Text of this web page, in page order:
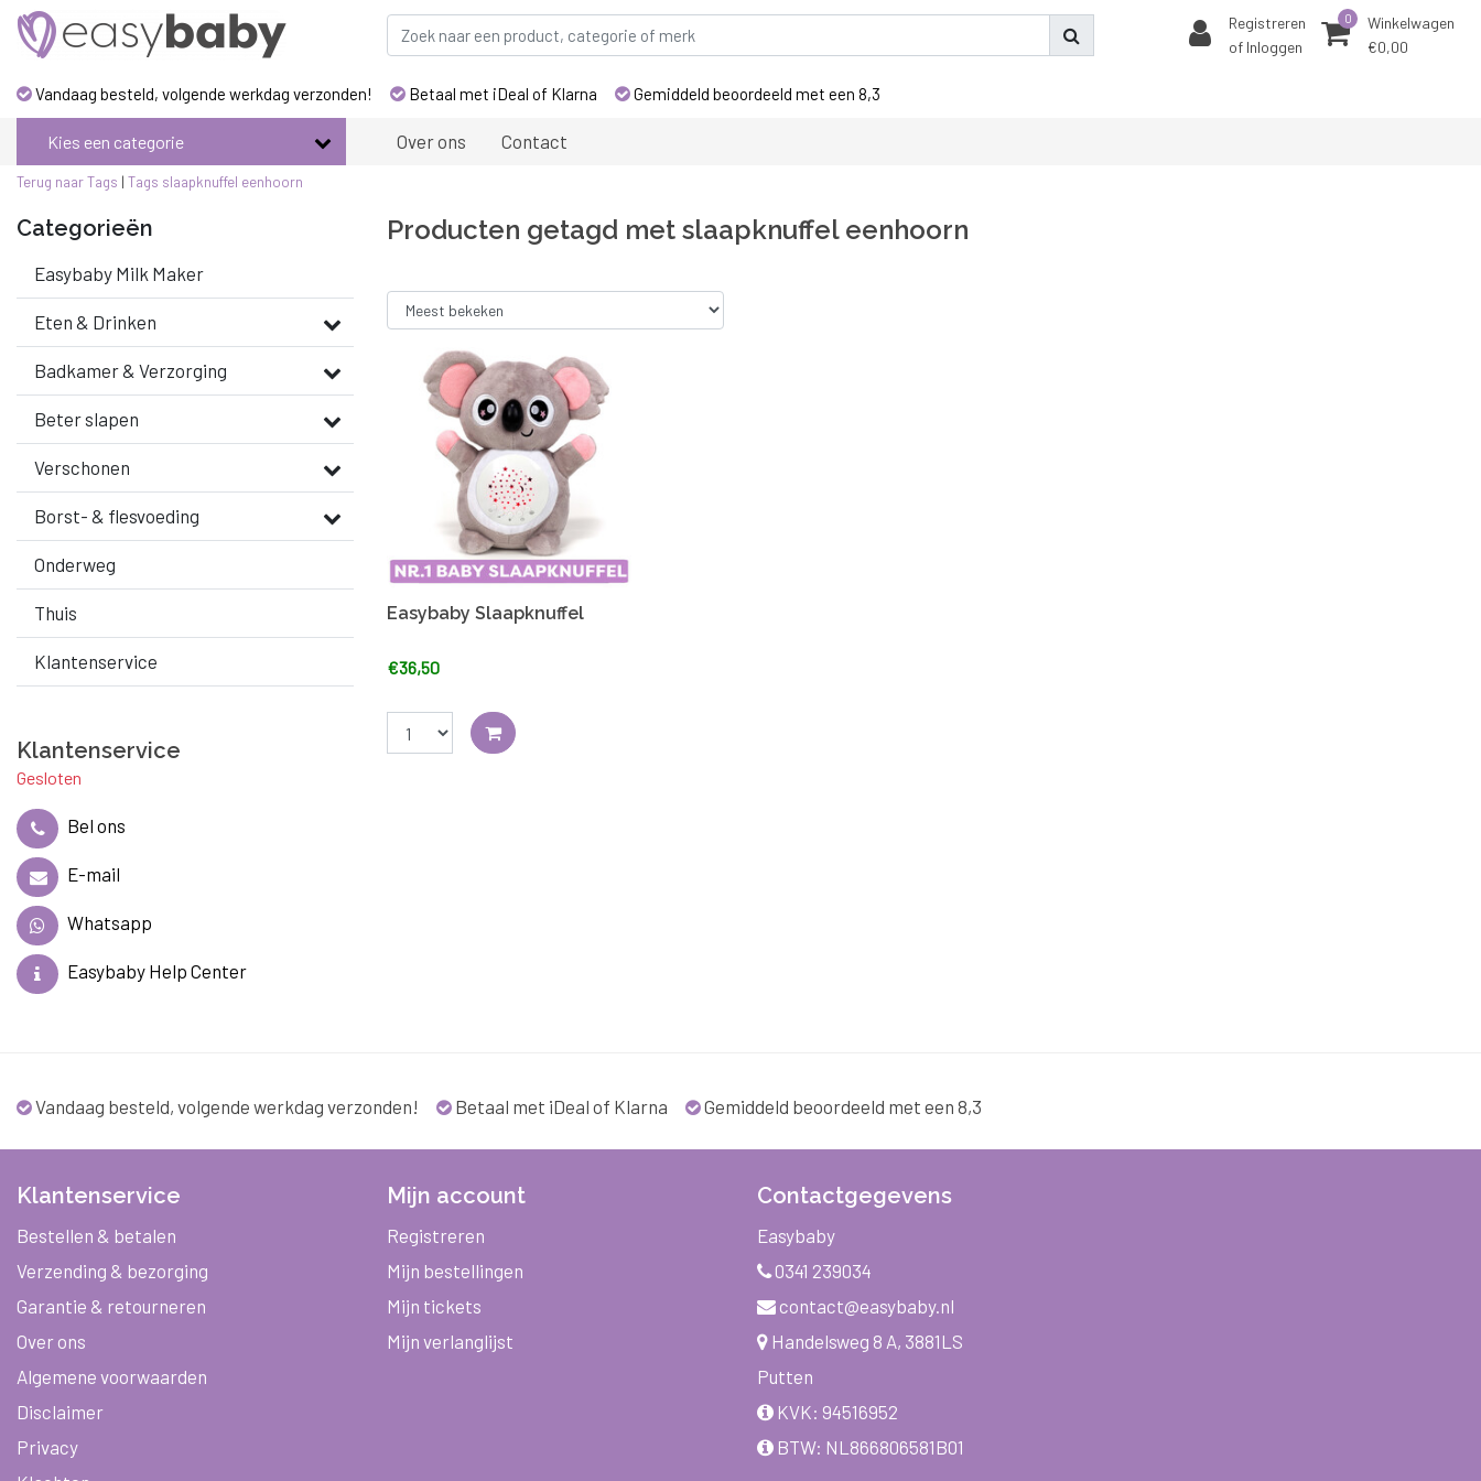
Registreren
of Inloggen
0
Winkelwagen
€0,00
Vandaag besteld, volgende werkdag verzonden! Betaal met iDeal of Klarna Gemiddeld beoordeeld met een 8,3
Kies een categorie Over ons Contact
Terug naar Tags | Tags slaapknuffel eenhoorn
Categorieën
Easybaby Milk Maker
Eten & Drinken
Badkamer & Verzorging
Beter slapen
Verschonen
Borst- & flesvoeding
Onderweg
Thuis
Klantenservice
Klantenservice
Gesloten
Bel ons
E-mail
Whatsapp
Easybaby Help Center
Producten getagd met slaapknuffel eenhoorn
Easybaby Slaapknuffel
€36,50
Vandaag besteld, volgende werkdag verzonden! Betaal met iDeal of Klarna Gemiddeld beoordeeld met een 8,3
Klantenservice
Bestellen & betalen
Verzending & bezorging
Garantie & retourneren
Over ons
Algemene voorwaarden
Disclaimer
Privacy
Mijn account
Registreren
Mijn bestellingen
Mijn tickets
Mijn verlanglijst
Contactgegevens
Easybaby
0341 239034
contact@easybaby.nl
Handelsweg 8 A, 3881LS
Putten
KVK: 94516952
BTW: NL866806581B01